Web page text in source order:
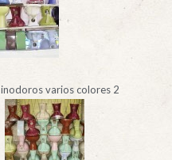
inodoros varios colores 2